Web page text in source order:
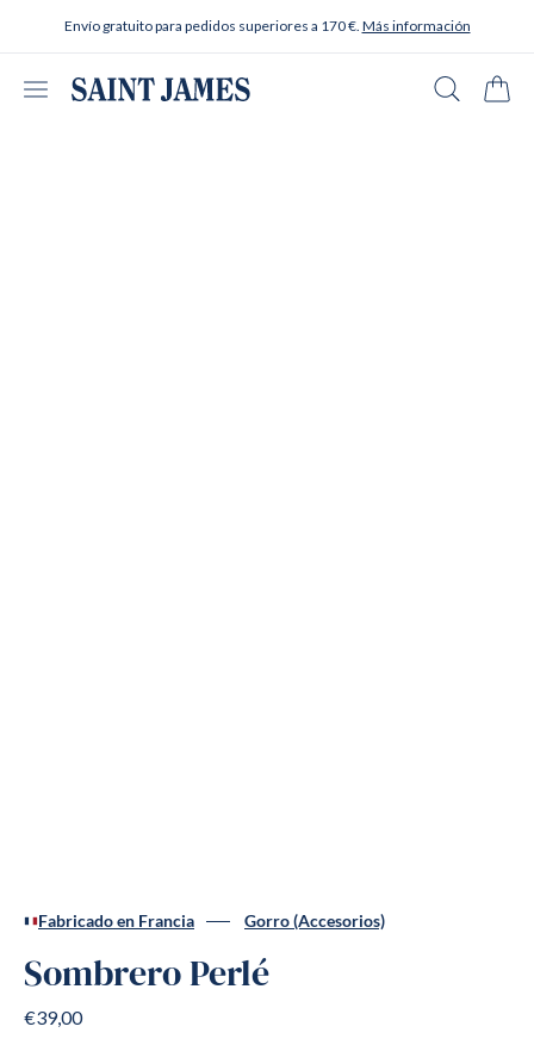
Envío gratuito para pedidos superiores a 170 €. Más información
Abrir menú
Fabricado en Francia Gorro (Accesorios)
Sombrero Perlé
€39,00